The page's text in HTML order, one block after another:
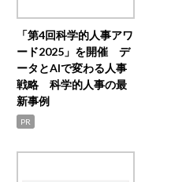
「第4回科学的人事アワ
ード2025」を開催 デ
ータとAIで変わる人事
戦略 科学的人事の最
新事例
PR